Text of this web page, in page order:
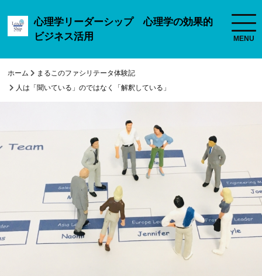
心理学リーダーシップ 心理学の効果的
ビジネス活用
ホーム まるこのファシリテータ体験記
人は「聞いている」のではなく「解釈している」